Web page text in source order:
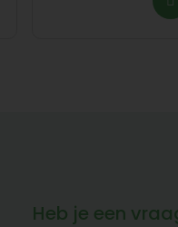
Heb je een